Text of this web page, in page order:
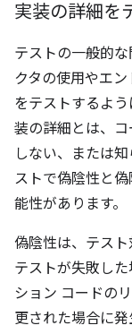
実装の詳細を
テストの一般的
クタの使用やエ
をテストするよ
装の詳細とは、
しない、または
ストで偽陰性と
能性があります。
偽陰性は、テスト
テストが失敗し
ション コードの
更された場合に